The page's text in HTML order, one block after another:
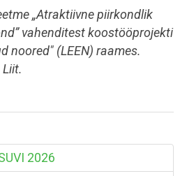
„Atraktiivne piirkondlik
vahenditest koostööprojekti
noored" (LEEN) raames.
2026